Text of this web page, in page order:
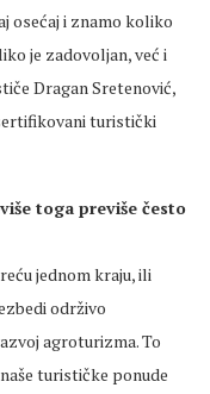
osećaj i znamo koliko
je zadovoljan, već i
Dragan Sretenović,
turistički
toga previše često
jednom kraju, ili
održivo
agroturizma. To
turističke ponude